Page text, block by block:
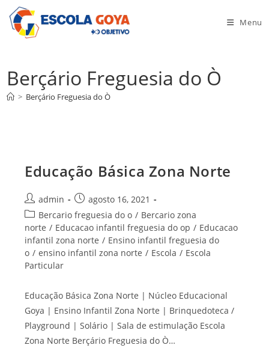
para
Menu
Berçário Freguesia do Ò
> Berçário Freguesia do Ò
Educação Básica Zona Norte
Autor
do
post:
admin
Post
publicado:
agosto 16, 2021
Categoria
do
post:
Bercario freguesia do o / Bercario zona
norte / Educacao infantil freguesia do op / Educacao
infantil zona norte / Ensino infantil freguesia do
o / ensino infantil zona norte / Escola / Escola
Particular
Educação Básica Zona Norte | Núcleo Educacional
Goya | Ensino Infantil Zona Norte | Brinquedoteca /
Playground | Solário | Sala de estimulação Escola
Zona Norte Berçário Freguesia do Ò…